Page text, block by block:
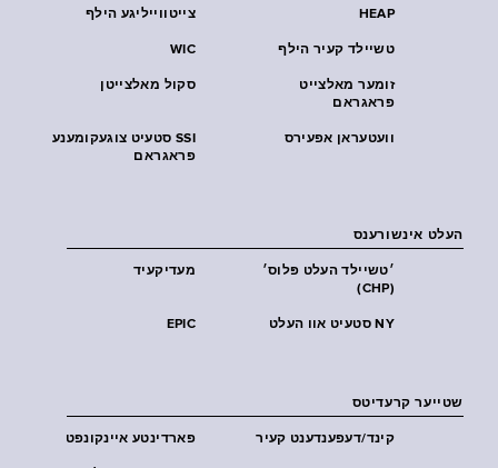
צייטווייליגע הילף HEAP
WIC טשיילד קעיר הילף
סקול מאלצייטן
זומער מאלצייט
פראגראם
SSI סטעיט צוגעקומענע
פראגראם
וועטעראן אפעירס
העלט אינשורענס
מעדיקעיד
׳טשיילד העלט פּלוס׳
(CHP)
EPIC NY סטעיט אוו העלט
שטייער קרעדיטס
פארדינטע איינקונפט קינד/דעפענדענט קעיר